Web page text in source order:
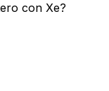
con Xe?